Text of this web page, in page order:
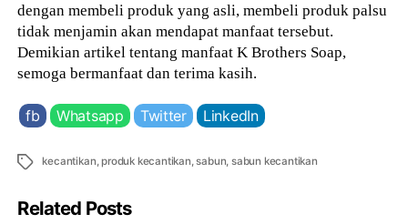
dengan membeli produk yang asli, membeli produk palsu
tidak menjamin akan mendapat manfaat tersebut.
Demikian artikel tentang manfaat K Brothers Soap,
semoga bermanfaat dan terima kasih.
fb Whatsapp Twitter LinkedIn
Tags kecantikan,produk kecantikan,sabun,sabun kecantikan
Related Posts